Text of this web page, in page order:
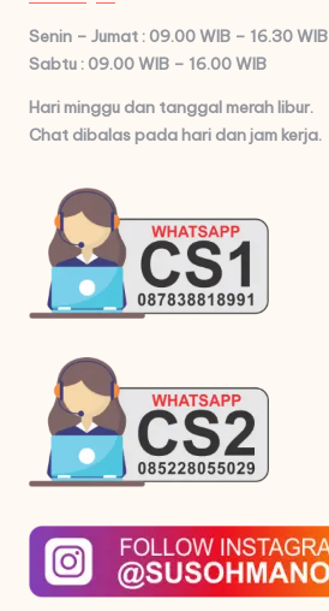
Senin – Jumat : 09.00 WIB – 16.30 WIB
Sabtu : 09.00 WIB – 16.00 WIB
Hari minggu dan tanggal merah libur.
Chat dibalas pada hari dan jam kerja.